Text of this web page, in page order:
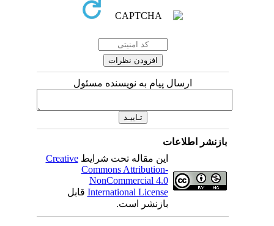
ارسال پیام به نویسنده مسئول
بازنشر اطلاعات
این مقاله تحت شرایطCreative
Commons Attribution-
NonCommercial 4.0
International Licenseقابل
بازنشر است.